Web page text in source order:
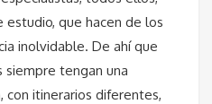
que hacen de los
inolvidable. De ahí que
siempre tengan una
con itinerarios diferentes,